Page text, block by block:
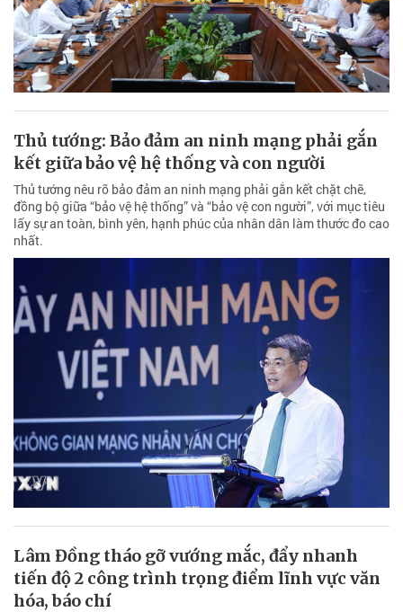
Thủ tướng: Bảo đảm an ninh mạng phải gắn
kết giữa bảo vệ hệ thống và con người
Thủ tướng nêu rõ bảo đảm an ninh mạng phải gắn kết chặt chẽ,
đồng bộ giữa “bảo vệ hệ thống” và “bảo vệ con người”, với mục tiêu
lấy sự an toàn, bình yên, hạnh phúc của nhân dân làm thước đo cao
nhất.
Lâm Đồng tháo gỡ vướng mắc, đẩy nhanh
tiến độ 2 công trình trọng điểm lĩnh vực văn
hóa, báo chí